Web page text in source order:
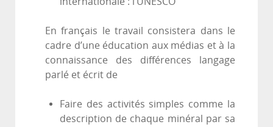
En français le travail consistera dans le
cadre d’une éducation aux médias et à la
connaissance des différences langage
parlé et écrit de
Faire des activités simples comme la
description de chaque minéral par sa